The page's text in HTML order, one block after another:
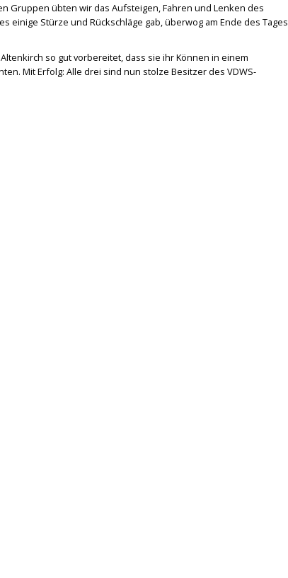
Gruppen übten wir das Aufsteigen, Fahren und Lenken des
Stürze und Rückschläge gab, überwog am Ende des Tages
so gut vorbereitet, dass sie ihr Können in einem
Mit Erfolg: Alle drei sind nun stolze Besitzer des VDWS-